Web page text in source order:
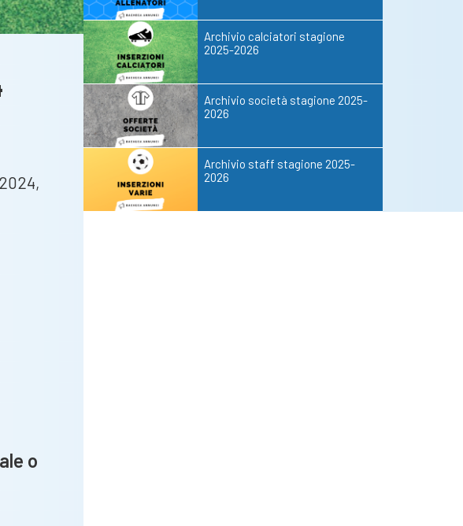
o
Archivio calciatori stagione
2025-2026
Archivio società stagione 2025-
2026
Archivio staff stagione 2025-
2026